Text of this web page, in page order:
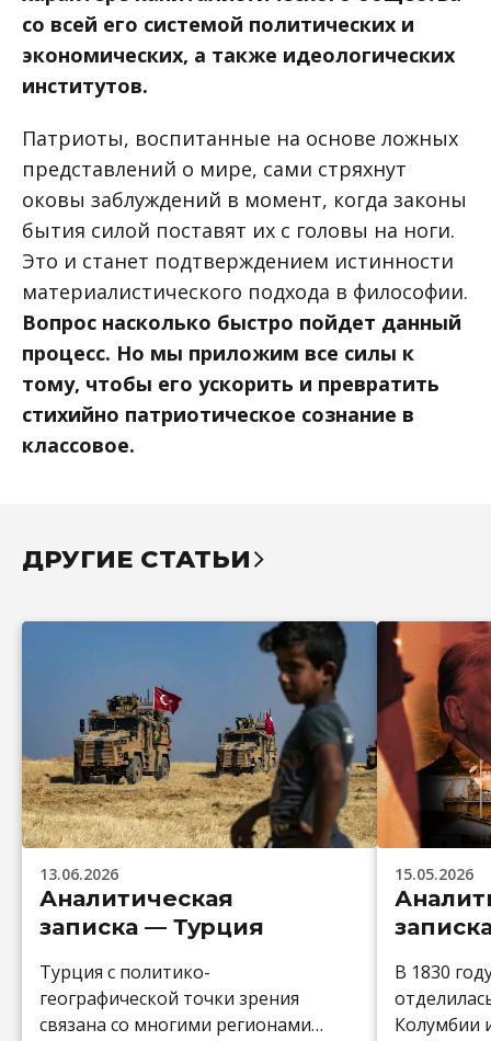
со всей его системой политических и
экономических, а также идеологических
институтов.
Патриоты, воспитанные на основе ложных
представлений о мире, сами стряхнут
оковы заблуждений в момент, когда законы
бытия силой поставят их с головы на ноги.
Это и станет подтверждением истинности
материалистического подхода в философии.
Вопрос насколько быстро пойдет данный
процесс. Но мы приложим все силы к
тому, чтобы его ускорить и превратить
стихийно патриотическое сознание в
классовое.
ДРУГИЕ СТАТЬИ
13.06.2026
Аналитическая
записка — Турция
Турция с политико-
географической точки зрения
связана со многими регионами:
15.05.2026
В 1830
Колумбии